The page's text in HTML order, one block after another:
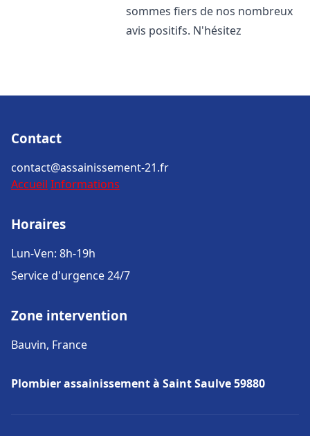
sommes fiers de nos nombreux
avis positifs. N'hésitez
Contact
contact@assainissement-21.fr
Accueil Informations
Horaires
Lun-Ven: 8h-19h
Service d'urgence 24/7
Zone intervention
Bauvin, France
Plombier assainissement à Saint Saulve 59880